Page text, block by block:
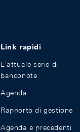
Link rapidi
L'attuale serie di
banconote
Agenda
Rapporto di gestione
Agenda e precedenti